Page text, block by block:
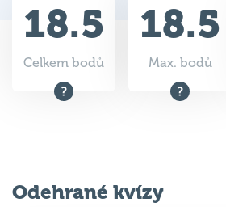
18.5
Celkem bodů
18.5
Max. bodů
Odehrané kvízy